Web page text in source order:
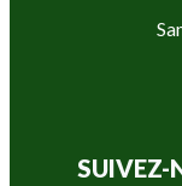
SUIVEZ-